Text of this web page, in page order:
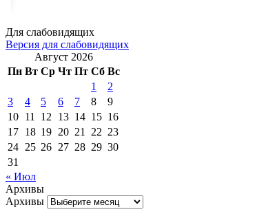
Для слабовидящих
Версия для слабовидящих
Август 2026
Пн Вт Ср Чт Пт Сб Вс
1
2
3
4 5 6 7 8
9
10 11 12 13 14 15 16
17 18 19 20 21 22 23
24 25 26 27 28 29 30
31
« Июл
Архивы
Архивы